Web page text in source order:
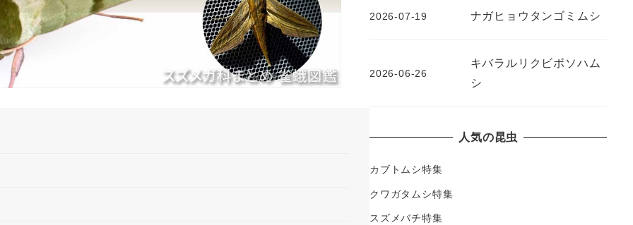
ナガヒョウタンゴミムシ
2026-07-19
キバラルリクビボソハム
シ
2026-06-26
人気の昆虫
カブトムシ特集
クワガタムシ特集
スズメバチ特集